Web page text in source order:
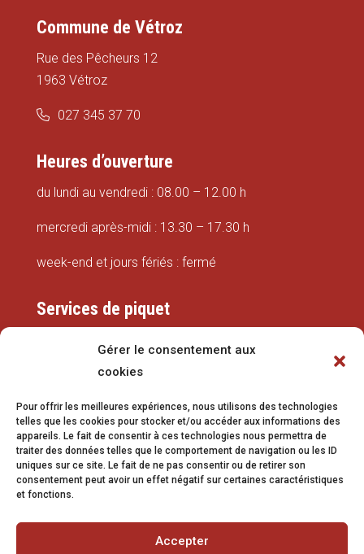
Gérer le consentement aux
cookies
Pour offrir les meilleures expériences, nous utilisons des technologies
telles que les cookies pour stocker et/ou accéder aux informations des
appareils. Le fait de consentir à ces technologies nous permettra de
traiter des données telles que le comportement de navigation ou les ID
uniques sur ce site. Le fait de ne pas consentir ou de retirer son
consentement peut avoir un effet négatif sur certaines caractéristiques
et fonctions.
Accepter
Commune de Vétroz
Rue des Pêcheurs 12
1963 Vétroz
027 345 37 70
Heures d’ouverture
du lundi au vendredi : 08.00 – 12.00 h
mercredi après-midi : 13.30 – 17.30 h
week-end et jours fériés : fermé
Services de piquet
079 337 66 42
eaux@vetroz.ch
Travaux publics
079 213 92 08